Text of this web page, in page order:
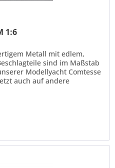
1:6
Metall mit edlem,
sind im Maßstab
Modellyacht Comtesse
auch auf andere